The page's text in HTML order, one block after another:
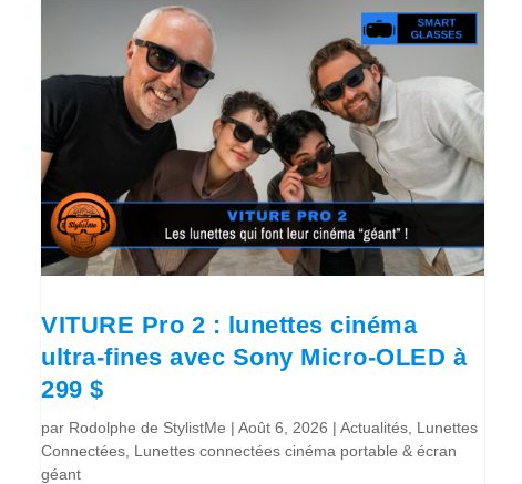
VITURE Pro 2 : lunettes cinéma
ultra-fines avec Sony Micro-OLED à
299 $
par Rodolphe de StylistMe |Août 6, 2026 |Actualités Lunettes
Connectées Lunettes connectées cinéma portable & écran
géant